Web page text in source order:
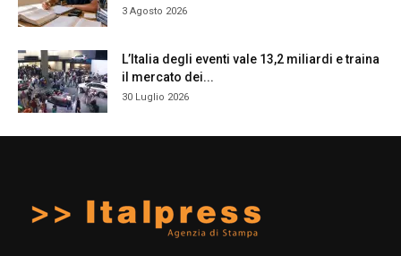
3 Agosto 2026
L’Italia degli eventi vale 13,2 miliardi e traina
il mercato dei...
30 Luglio 2026